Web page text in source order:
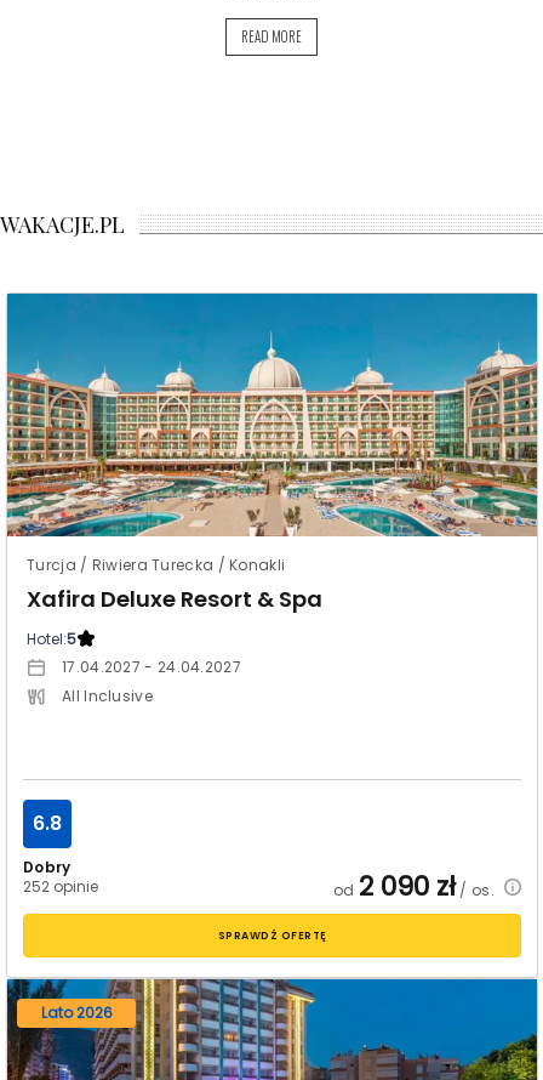
READ MORE
WAKACJE.PL
Turcja / Riwiera Turecka / Konakli
Xafira Deluxe Resort & Spa
Hotel:5
17.04.2027 - 24.04.2027
All Inclusive
Dobry
252 opinie
6.8
od 2 090 zł/ os.
SPRAWDŹ OFERTĘ
Lato 2026